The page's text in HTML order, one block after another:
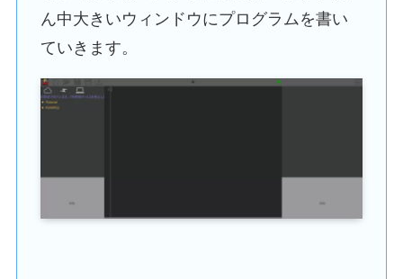
ん中大きいウィンドウにプログラムを書い
ていきます。